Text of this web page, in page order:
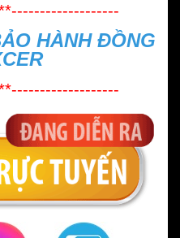
HÀNH ĐỒNG